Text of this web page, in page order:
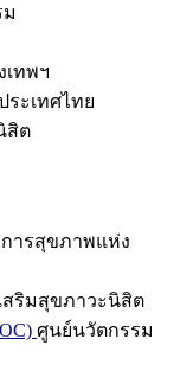
เทพฯ
ะเทศไทย
สิต
ารสุขภาพแห่ง
สริมสุขภาวะนิสิต
ศูนย์นวัตกรรม